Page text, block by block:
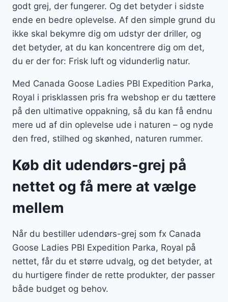
godt grej, der fungerer. Og det betyder i sidste
ende en bedre oplevelse. Af den simple grund du
ikke skal bekymre dig om udstyr der driller, og
det betyder, at du kan koncentrere dig om det,
du er der for: Frisk luft og vidunderlig natur.
Med Canada Goose Ladies PBI Expedition Parka,
Royal i prisklassen pris fra webshop er du tættere
på den ultimative oppakning, så du kan få endnu
mere ud af din oplevelse ude i naturen – og nyde
den fred, stilhed og skønhed, naturen rummer.
Køb dit udendørs-grej på
nettet og få mere at vælge
mellem
Når du bestiller udendørs-grej som fx Canada
Goose Ladies PBI Expedition Parka, Royal på
nettet, får du et større udvalg, og det betyder, at
du hurtigere finder de rette produkter, der passer
både budget og behov.